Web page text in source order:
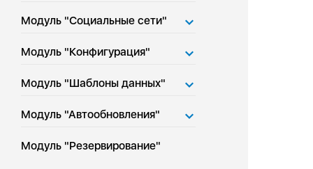
Модуль "Социальные сети"
Модуль "Конфигурация"
Модуль "Шаблоны данных"
Модуль "Автообновления"
Модуль "Резервирование"